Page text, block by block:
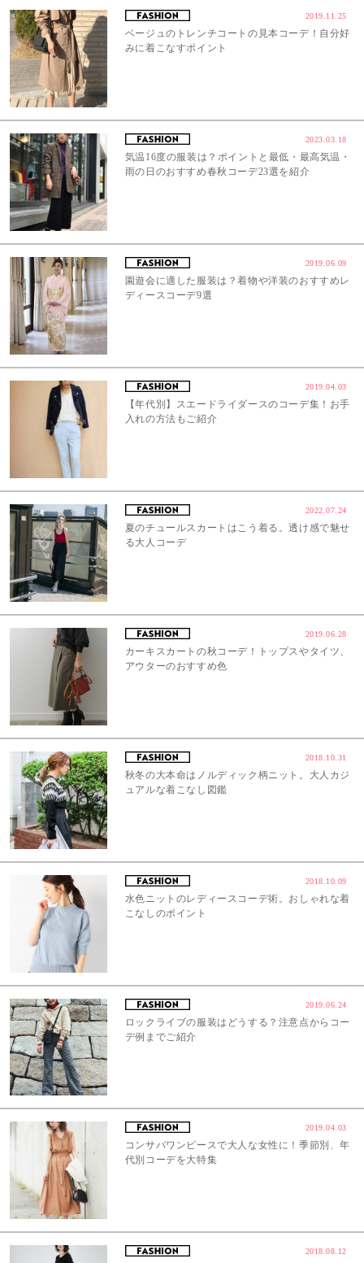
2019.11.25
ベージュのトレンチコートの見本コーデ！自分好
みに着こなすポイント
2023.03.18
気温16度の服装は？ポイントと最低・最高気温・
雨の日のおすすめ春秋コーデ23選を紹介
2019.06.09
園遊会に適した服装は？着物や洋装のおすすめレ
ディースコーデ9選
2019.04.03
【年代別】スエードライダースのコーデ集！お手
入れの方法もご紹介
2022.07.24
夏のチュールスカートはこう着る。透け感で魅せ
る大人コーデ
2019.06.28
カーキスカートの秋コーデ！トップスやタイツ、
アウターのおすすめ色
2018.10.31
秋冬の大本命はノルディック柄ニット。大人カジ
ュアルな着こなし図鑑
2018.10.09
水色ニットのレディースコーデ術。おしゃれな着
こなしのポイント
2019.06.24
ロックライブの服装はどうする？注意点からコー
デ例までご紹介
2019.04.03
コンサバワンピースで大人な女性に！季節別、年
代別コーデを大特集
2018.08.12